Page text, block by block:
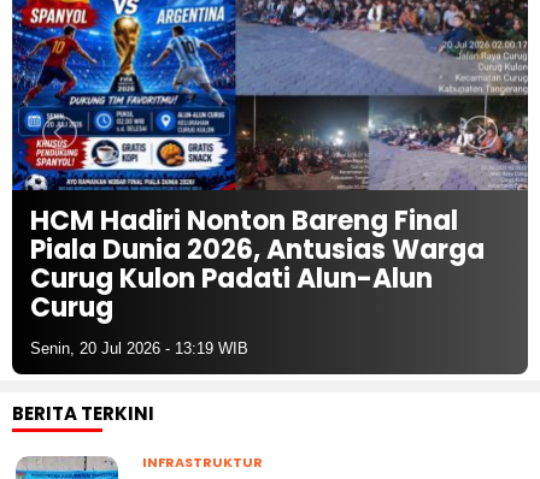
HCM Hadiri Nonton Bareng Final
Piala Dunia 2026, Antusias Warga
Curug Kulon Padati Alun-Alun
Curug
Senin, 20 Jul 2026 - 13:19 WIB
BERITA TERKINI
INFRASTRUKTUR